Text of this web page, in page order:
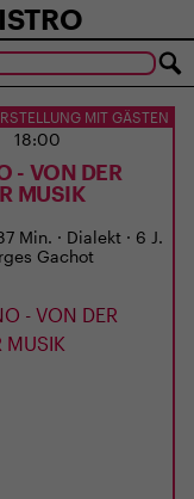
MIT GÄSTEN
18:00
- VON DER
MUSIK
Min. · Dialekt · 6 J.
Gachot